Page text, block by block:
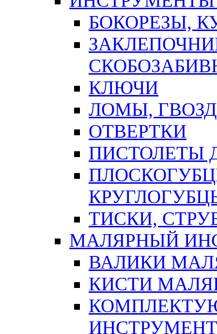
БОКОРЕЗЫ,
КЛЮЧИ
ЛОМЫ,
ОТВЕРТКИ
ПИСТОЛЕТЫ
ТИСКИ,
МАЛЯРНЫЙ
ВАЛИКИ
КИСТИ